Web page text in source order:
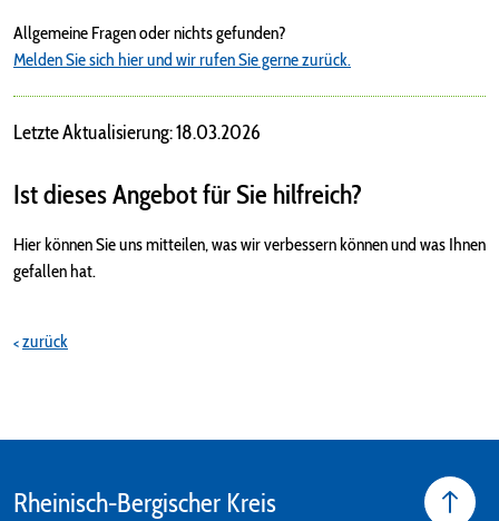
Allgemeine Fragen oder nichts gefunden?
Melden Sie sich hier und wir rufen Sie gerne zurück.
Letzte Aktualisierung: 18.03.2026
Ist dieses Angebot für Sie hilfreich?
Hier können Sie uns mitteilen, was wir verbessern können und was Ihnen
gefallen hat.
zurück
Rheinisch-Bergischer Kreis